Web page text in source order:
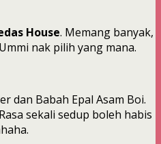
House. Memang banyak,
nak pilih yang mana.
dan Babah Epal Asam Boi.
sekali sedup boleh habis